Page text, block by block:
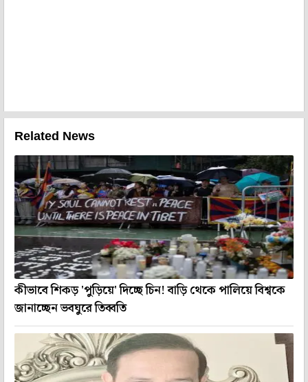
Related News
কীভাবে শিকড় 'পুড়িয়ে' দিচ্ছে চিন! বাড়ি থেকে পালিয়ে বিশ্বকে
জানাচ্ছেন ভবঘুরে তিব্বতি